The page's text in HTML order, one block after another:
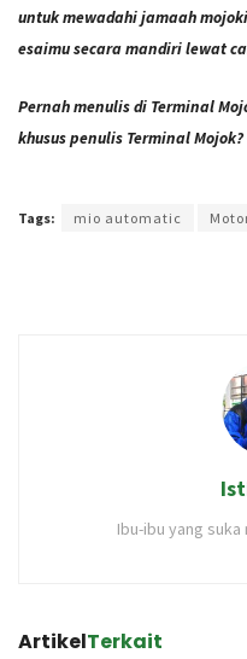
untuk mewadahi jamaah
esaimu secara mandiri lewat
Pernah menulis di Terminal
khusus penulis Terminal
Tags: mio automatic
Ibu-ibu yang
ArtikelTerkait